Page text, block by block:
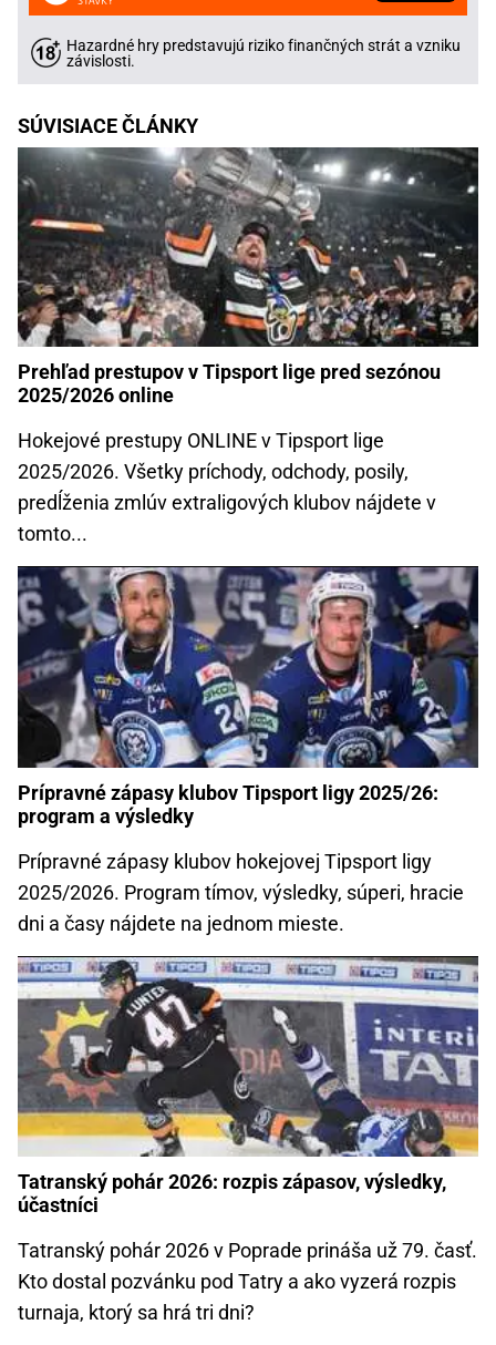
Hazardné hry predstavujú riziko finančných strát a vzniku
závislosti.
SÚVISIACE ČLÁNKY
Prehľad prestupov v Tipsport lige pred sezónou
2025/2026 online
Hokejové prestupy ONLINE v Tipsport lige
2025/2026. Všetky príchody, odchody, posily,
predĺženia zmlúv extraligových klubov nájdete v
tomto...
Prípravné zápasy klubov Tipsport ligy 2025/26:
program a výsledky
Prípravné zápasy klubov hokejovej Tipsport ligy
2025/2026. Program tímov, výsledky, súperi, hracie
dni a časy nájdete na jednom mieste.
Tatranský pohár 2026: rozpis zápasov, výsledky,
účastníci
Tatranský pohár 2026 v Poprade prináša už 79. časť.
Kto dostal pozvánku pod Tatry a ako vyzerá rozpis
turnaja, ktorý sa hrá tri dni?